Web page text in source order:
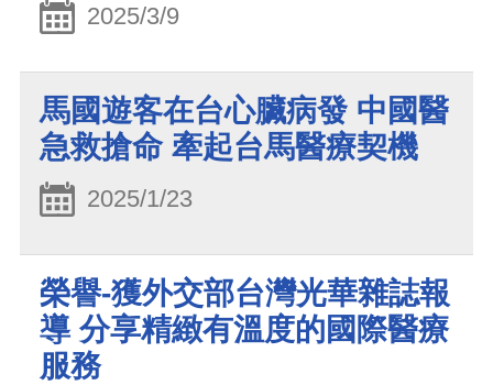
2025/3/9
馬國遊客在台心臟病發 中國醫
急救搶命 牽起台馬醫療契機
2025/1/23
榮譽-獲外交部台灣光華雜誌報
導 分享精緻有溫度的國際醫療
服務